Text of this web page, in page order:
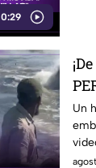
0:29
Un